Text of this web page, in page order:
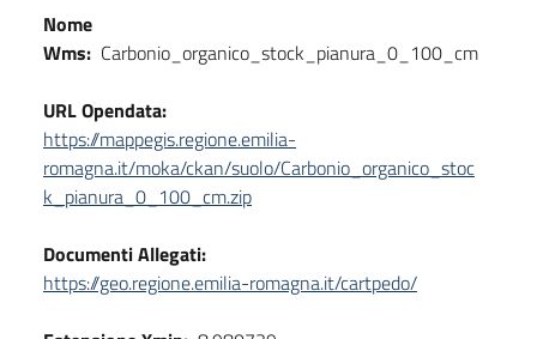
Nome
Wms: Carbonio_organico_stock_pianura_0_100_cm
URL Opendata:
https://mappegis.regione.emilia-
romagna.it/moka/ckan/suolo/Carbonio_organico_stoc
k_pianura_0_100_cm.zip
Documenti Allegati:
https://geo.regione.emilia-romagna.it/cartpedo/